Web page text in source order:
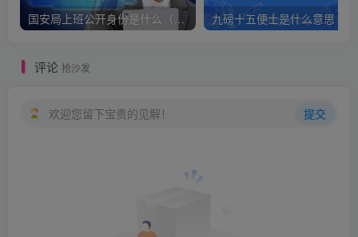
国安局上班公开身份是什么（国安身份对家人保密吗）
评论 抢沙发
欢迎您留下宝贵的见解！ 提交